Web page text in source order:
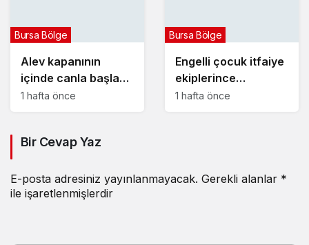
Alev kapanının
içinde canla başla
mücadele ettiler:
Bursa Bölge
1 hafta önce
Engelli çocuk itfaiye
ekiplerince
yangından kurtarıldı
Bursa Bölge
1 hafta önce
Bir Cevap Yaz
E-posta adresiniz yayınlanmayacak. Gerekli alanlar *
ile işaretlenmişlerdir